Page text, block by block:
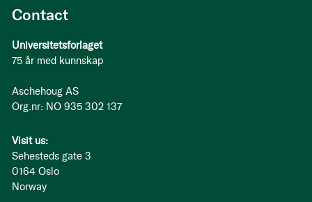
Contact
Universitetsforlaget
75 år med kunnskap
Aschehoug AS
Org.nr: NO 935 302 137
Visit us:
Sehesteds gate 3
0164 Oslo
Norway